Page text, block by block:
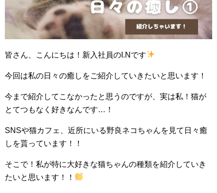
皆さん、こんにちは！新入社員のI.Nです
今回は私の日々の癒しをご紹介していきたいと思います！
今まで紹介してこなかったと思うのですが、実は私！猫が
とてつもなく好きなんです…！
SNSや猫カフェ、近所にいる野良ネコちゃんを見て日々癒
しを貰っています！！
そこで！私が特に大好きな猫ちゃんの種類を紹介していき
たいと思います！！